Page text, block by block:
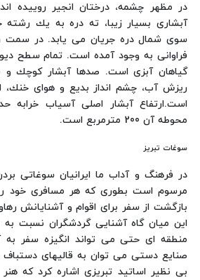
در مظهر چشمه، درختان انجیر روییده
آبشاری بسیار زیبا، ته دره به یك رشته
سوی شمال دره جریان می یابد. در سمت
فراوانی به وجود آمده است. تمام سطح
گیاهان آبزی است. صدها آبشار كوچك و
ریزش آب، چشم انداز بدیع و هوای خنك،
محوطه آن 200 مترمربع است.
سوغات تبریز
در فرهنگ و آداب ما ایرانیان سوغاتی
مرسوم است بطوری كه هر مسافری خود
بازگشت از سفر برای اقوام و آشنایانش
این میان گاه آشنایی گردشگران نسبت
منطقه ای حتی می تواند انگیزه سفر
صنایع دستی می توان به قالیهای
بی نظیر اساتید تبریزی اشاره كرد كه